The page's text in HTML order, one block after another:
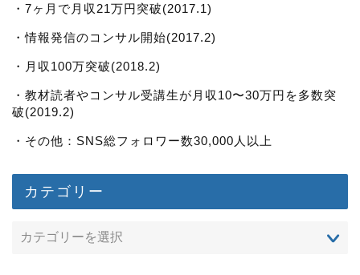
・7ヶ月で月収21万円突破(2017.1)
・情報発信のコンサル開始(2017.2)
・月収100万突破(2018.2)
・教材読者やコンサル受講生が月収10〜30万円を多数突
破(2019.2)
・その他：SNS総フォロワー数30,000人以上
カテゴリー